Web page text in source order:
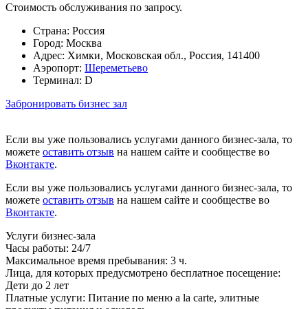
Стоимость обслуживания по запросу.
Страна: Россия
Город: Москва
Адрес: Химки, Московская обл., Россия, 141400
Аэропорт: Шереметьево
Терминал: D
Забронировать бизнес зал
Если вы уже пользовались услугами данного бизнес-зала, то
можете оставить отзыв на нашем сайте и сообществе во
Вконтакте.
Если вы уже пользовались услугами данного бизнес-зала, то
можете оставить отзыв на нашем сайте и сообществе во
Вконтакте.
Услуги бизнес-зала
Часы работы: 24/7
Максимальное время пребывания: 3 ч.
Лица, для которых предусмотрено бесплатное посещение:
Дети до 2 лет
Платные услуги: Питание по меню a la carte, элитные